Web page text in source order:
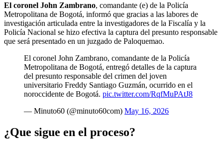
El coronel John Zambrano, comandante (e) de la Policía
Metropolitana de Bogotá, informó que gracias a las labores de
investigación articulada entre la investigadores de la Fiscalía y la
Policía Nacional se hizo efectiva la captura del presunto responsable
que será presentado en un juzgado de Paloquemao.
El coronel John Zambrano, comandante de la Policía
Metropolitana de Bogotá, entregó detalles de la captura
del presunto responsable del crimen del joven
universitario Freddy Santiago Guzmán, ocurrido en el
noroccidente de Bogotá. pic.twitter.com/RqfMuPAtJ8
— Minuto60 (@minuto60com) May 16, 2026
¿Que sigue en el proceso?